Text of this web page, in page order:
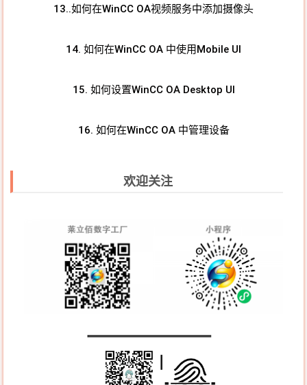
13..如何在WinCC OA视频服务中添加摄像头
14. 如何在WinCC OA 中使用Mobile UI
15. 如何设置WinCC OA Desktop UI
16. 如何在WinCC OA 中管理设备
欢迎关注